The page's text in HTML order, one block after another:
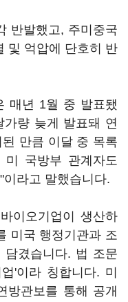
반발했고, 주미중국
및 억압에 단호히 반
매년 1월 중 발표됐
량 늦게 발표돼 연
만큼 이달 중 목록
미 국방부 관계자도
라고 말했습니다.
이오기업이 생산하
미국 행정기관과 조
담겼습니다. 법 조문
'이라 칭합니다. 미
방관보를 통해 공개